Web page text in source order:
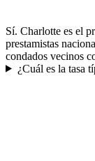
Sí. Charlotte es el
prestamistas
condados vecinos
¿Cuál es la tasa